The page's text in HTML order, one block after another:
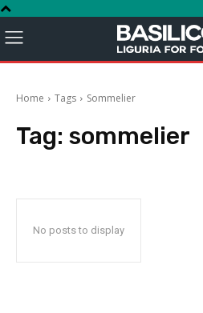
Home Tags Sommelier
Tag: sommelier
No posts to display